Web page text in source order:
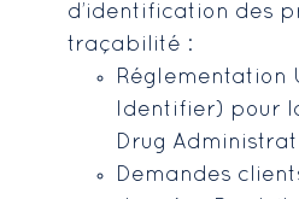
d’identification des
traçabilité :
Réglementation
Identifier) pour
Drug
Demandes